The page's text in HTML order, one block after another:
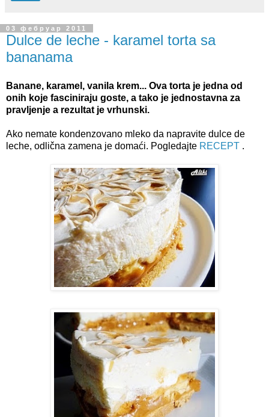
03 фебруар 2011
Dulce de leche - karamel torta sa
bananama
Banane, karamel, vanila krem... Ova torta je jedna od
onih koje fasciniraju goste, a tako je jednostavna za
pravljenje a rezultat je vrhunski.
Ako nemate kondenzovano mleko da napravite dulce de
leche, odlična zamena je domaći. Pogledajte RECEPT .